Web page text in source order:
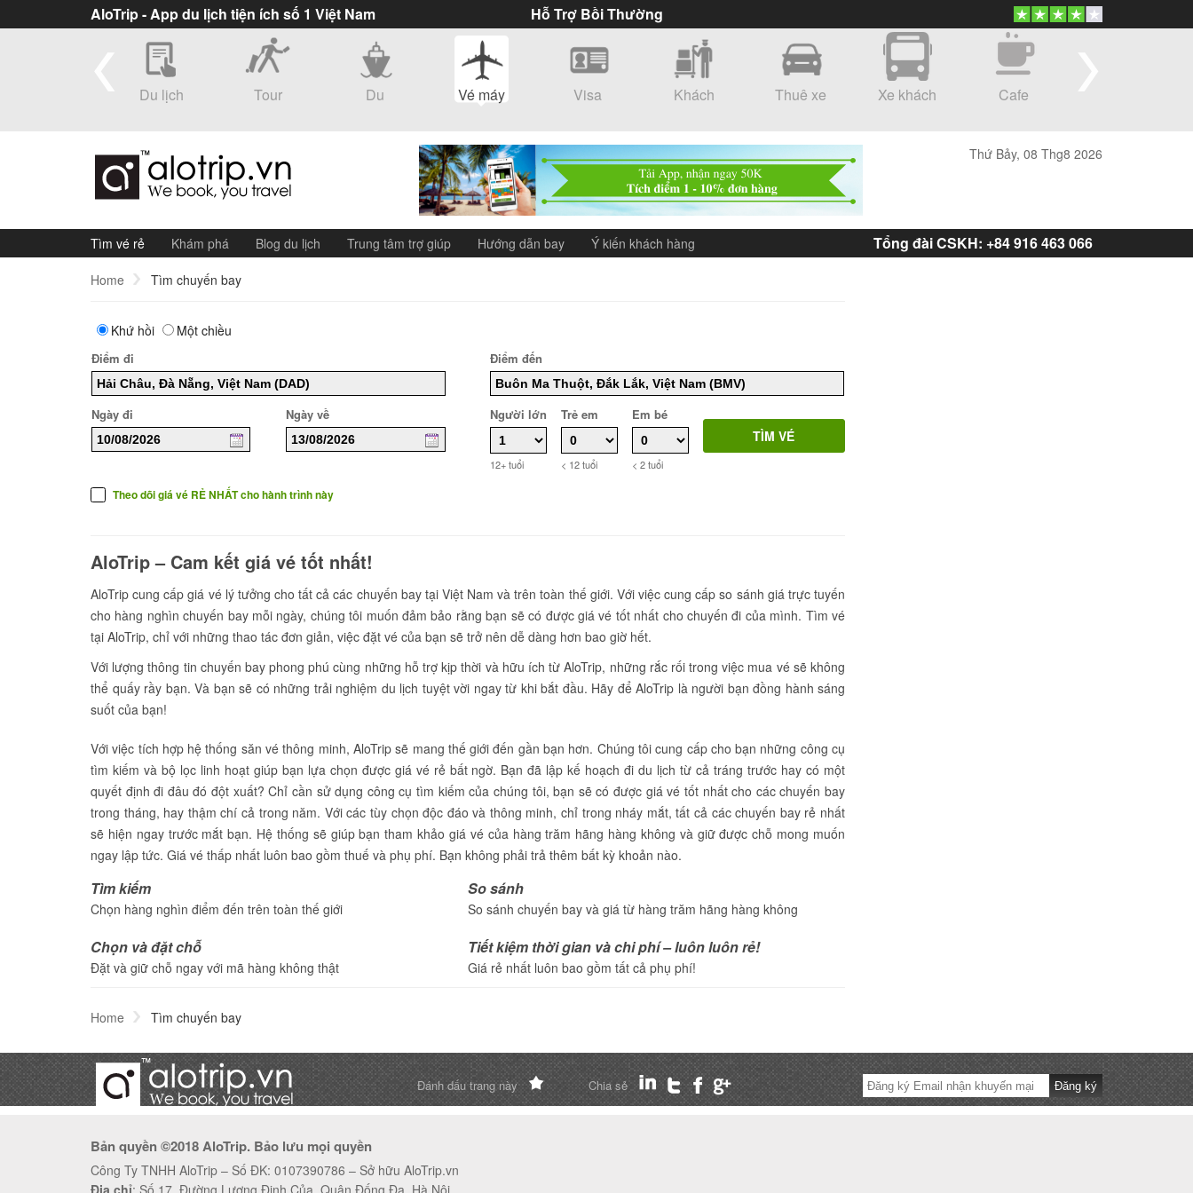
AloTrip - App du lịch tiện ích số 1 Việt Nam Hỗ Trợ Bồi Thường
Du lịch Tour
Du
Vé máy
Visa
Khách
Thuê xe Xe khách Cafe
Thứ Bảy, 08 Thg8 2026
Tìm vé rẻ Khám phá Blog du lịch Trung tâm trợ giúp Hướng dẫn bay Ý kiến khách hàng Tổng đài CSKH: +84 916 463 066
Home Tìm chuyến bay
Khứ hồi Một chiều
Điểm đi Điểm đến
Ngày đi Ngày về Người lớn
12+ tuổi
Trẻ em
< 12 tuổi
Em bé
< 2 tuổi
Theo dõi giá vé RẺ NHẤT cho hành trình này
AloTrip – Cam kết giá vé tốt nhất!
AloTrip cung cấp giá vé lý tưởng cho tất cả các chuyến bay tại Việt Nam và trên toàn thế giới. Với việc cung cấp so sánh giá trực tuyến
cho hàng nghìn chuyến bay mỗi ngày, chúng tôi muốn đảm bảo rằng bạn sẽ có được giá vé tốt nhất cho chuyến đi của mình. Tìm vé
tại AloTrip, chỉ với những thao tác đơn giản, việc đặt vé của bạn sẽ trở nên dễ dàng hơn bao giờ hết.
Với lượng thông tin chuyến bay phong phú cùng những hỗ trợ kịp thời và hữu ích từ AloTrip, những rắc rối trong việc mua vé sẽ không
thể quấy rầy bạn. Và bạn sẽ có những trải nghiệm du lịch tuyệt vời ngay từ khi bắt đầu. Hãy để AloTrip là người bạn đồng hành sáng
suốt của bạn!
Với việc tích hợp hệ thống săn vé thông minh, AloTrip sẽ mang thế giới đến gần bạn hơn. Chúng tôi cung cấp cho bạn những công cụ
tìm kiếm và bộ lọc linh hoạt giúp bạn lựa chọn được giá vé rẻ bất ngờ. Bạn đã lập kế hoạch đi du lịch từ cả tráng trước hay có một
quyết định đi đâu đó đột xuất? Chỉ cần sử dụng công cụ tìm kiếm của chúng tôi, bạn sẽ có được giá vé tốt nhất cho các chuyến bay
trong tháng, hay thậm chí cả trong năm. Với các tùy chọn độc đáo và thông minh, chỉ trong nháy mắt, tất cả các chuyến bay rẻ nhất
sẽ hiện ngay trước mắt bạn. Hệ thống sẽ giúp bạn tham khảo giá vé của hàng trăm hãng hàng không và giữ được chỗ mong muốn
ngay lập tức. Giá vé thấp nhất luôn bao gồm thuế và phụ phí. Bạn không phải trả thêm bất kỳ khoản nào.
Tìm kiếm
Chọn hàng nghìn điểm đến trên toàn thế giới
So sánh
So sánh chuyến bay và giá từ hàng trăm hãng hàng không
Chọn và đặt chỗ
Đặt và giữ chỗ ngay với mã hàng không thật
Tiết kiệm thời gian và chi phí – luôn luôn rẻ!
Giá rẻ nhất luôn bao gồm tất cả phụ phí!
Home Tìm chuyến bay
Đánh dấu trang này Chia sẻ
Bản quyền ©2018 AloTrip. Bảo lưu mọi quyền
Công Ty TNHH AloTrip – Số ĐK: 0107390786 – Sở hữu AloTrip.vn